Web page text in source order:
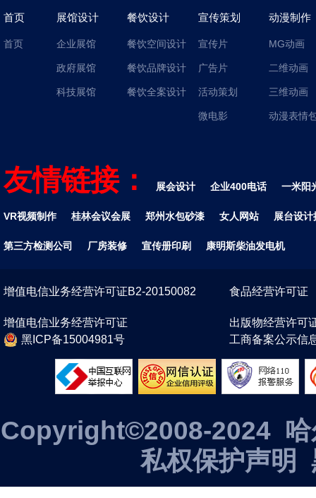
首页
首页
展馆设计
企业展馆
政府展馆
科技展馆
餐饮设计
餐饮空间设计
餐饮品牌设计
餐饮全案设计
宣传策划
宣传片
广告片
活动策划
微电影
动漫制作
MG动画
二维动画
三维动画
动漫表情
友情链接： 展会设计 企业400电话 一米阳
VR视频制作 桂林会议会展 郑州水包砂漆 女人网站 展台设计
第三方检测公司 厂房装修 宣传册印刷 康明斯柴油发电机
增值电信业务经营许可证B2-20150082 食品经营许可证
增值电信业务经营许可证
出版物经营许可
黑ICP备15004981号
工商备案公示信
Copyright©2008-2024 哈
私权保护声明